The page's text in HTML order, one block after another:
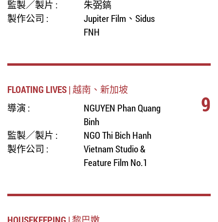
監製／製片 :
朱弼鎬
製作公司 :
Jupiter Film、Sidus
FNH
FLOATING LIVES | 越南、新加坡
導演 :
NGUYEN Phan Quang
Binh
監製／製片 :
NGO Thi Bich Hanh
製作公司 :
Vietnam Studio &
Feature Film No.1
9